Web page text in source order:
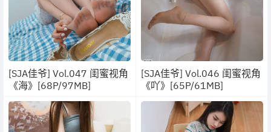
[SJA佳爷] Vol.047 闺蜜视角
《海》[68P/97MB]
[SJA佳爷] Vol.046 闺蜜视角
《吖》[65P/61MB]